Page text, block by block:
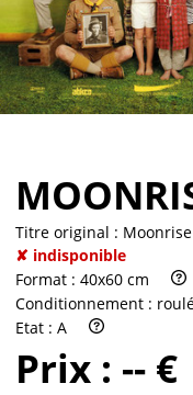
Titre original :
✘ indisponible
Format : 40x60 cm
Conditionnement :
Etat : A
Prix : -- €